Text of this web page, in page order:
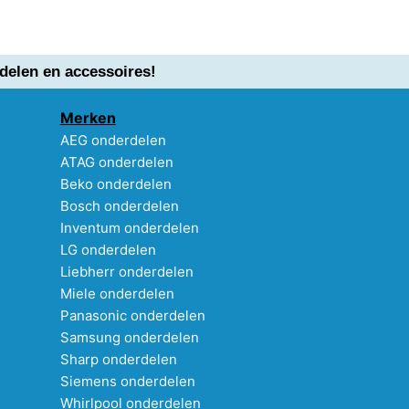
en accessoires!
Merken
AEG onderdelen
ATAG onderdelen
Beko onderdelen
Bosch onderdelen
Inventum onderdelen
LG onderdelen
Liebherr onderdelen
Miele onderdelen
Panasonic onderdelen
Samsung onderdelen
Sharp onderdelen
Siemens onderdelen
Whirlpool onderdelen